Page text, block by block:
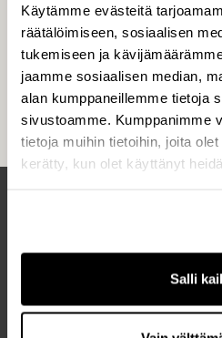
Käytämme evästeitä
räätälöimiseen, sosiaalisen
tukemiseen ja
jaamme sosiaalisen median,
alan kumppaneillemme tietoja
sivustoamme. Kumppanimme
tietoja muihin tietoihin, joita
kerätty, kun olet käyttänyt
Salli
CapManin palveluksessa
ammattilaista Helsingissä,
Oslossa, Moskovassa ja
on perustettu vuonna
Helsingin pörssissä
Uusimmat
KAIKKI